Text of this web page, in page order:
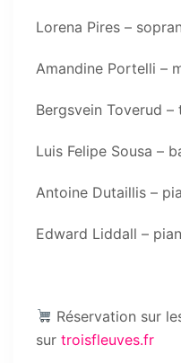
Lorena Pires –
Amandine Portelli –
Bergsvein Toverud –
Luis Felipe Sousa –
Antoine Dutaillis –
Edward Liddall –
Réservation sur
sur troisfleuves.fr